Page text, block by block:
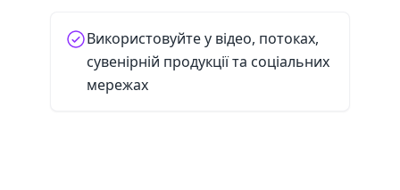
Використовуйте у відео, потоках,
сувенірній продукції та соціальних
мережах